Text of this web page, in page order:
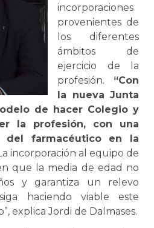
incorporaciones
provenientes de
los diferentes
ámbitos de
ejercicio de la
profesión.
“Con
la nueva Junta
de hacer Colegio y
la profesión, con una
del farmacéutico en la
incorporación al equipo de
que la media de edad no
y garantiza un relevo
haciendo viable este
explica Jordi de Dalmases.